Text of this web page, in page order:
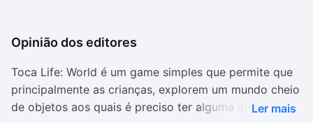
Opinião dos editores
Toca Life: World é um game simples que permite que
principalmente as crianças, explorem um mundo cheio
de objetos aos quais é preciso ter alguma atenção
Ler mais